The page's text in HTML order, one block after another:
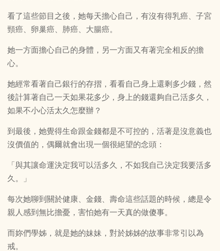
看了這些節目之後，她每天擔心自己，有沒有得乳癌、子宮
頸癌、卵巢癌、肺癌、大腸癌。
她一方面擔心自己的身體，另一方面又有著完全相反的擔
心。
她經常看著自己銀行的存摺，看看自己身上還剩多少錢，然
後計算著自己一天如果花多少，身上的錢還夠自己活多久，
如果不小心活太久怎麼辦？
到最後，她覺得生命跟金錢都是不可控的，活著是沒意義也
沒價值的，偶爾就會出現一個很絕望的念頭：
「與其讓命運決定我可以活多久，不如我自己決定我要活多
久。」
每次她聊到關於健康、金錢、壽命這些話題的時候，總是令
親人感到無比擔憂，害怕她有一天真的做傻事。
而妳們學姊，就是她的妹妹，對於姊姊的故事非常引以為
戒。